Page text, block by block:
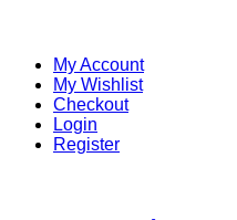
My Account
My Wishlist
Checkout
Login
Register